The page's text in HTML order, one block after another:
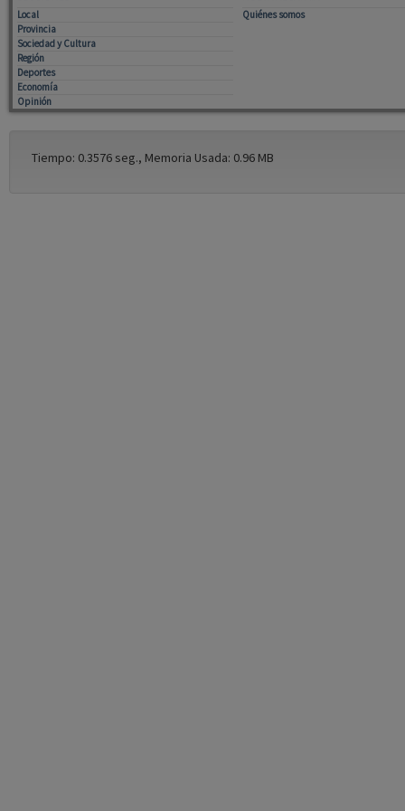
Local
Provincia
Sociedad y Cultura
Región
Deportes
Economía
Opinión
Quiénes somos
Tiempo: 0.3576 seg., Memoria Usada: 0.96 MB